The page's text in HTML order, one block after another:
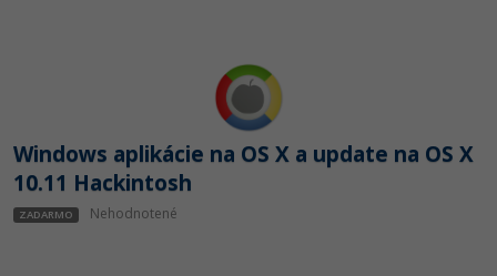
Windows aplikácie na OS X a update na OS X
10.11 Hackintosh
ZADARMO Nehodnotené